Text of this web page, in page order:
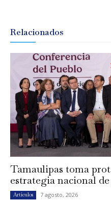
Relacionados
Tamaulipas toma
estrategia nacional
Artículos 7 agosto, 2026